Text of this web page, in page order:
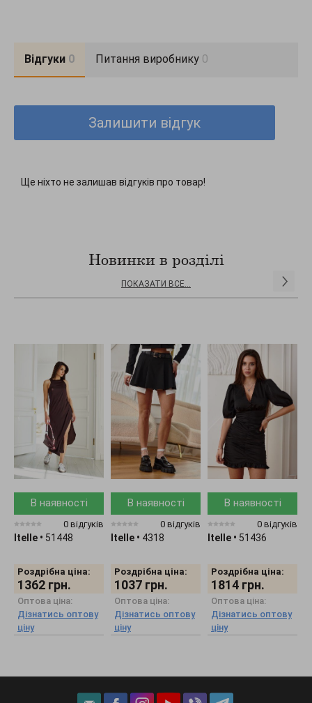
Відгуки 0 Питання виробнику 0
Залишити відгук
Ще ніхто не залишав відгуків про товар!
Новинки в розділі
ПОКАЗАТИ ВСЕ...
В наявності
0 відгуків
Itelle • 51448
Роздрібна ціна:
1362 грн.
Оптова ціна:
Дізнатись оптову
ціну
В наявності
0 відгуків
Itelle • 4318
Роздрібна ціна:
1037 грн.
Оптова ціна:
Дізнатись оптову
ціну
В наявності
0 відгуків
Itelle • 51436
Роздрібна ціна:
1814 грн.
Оптова ціна:
Дізнатись оптову
ціну